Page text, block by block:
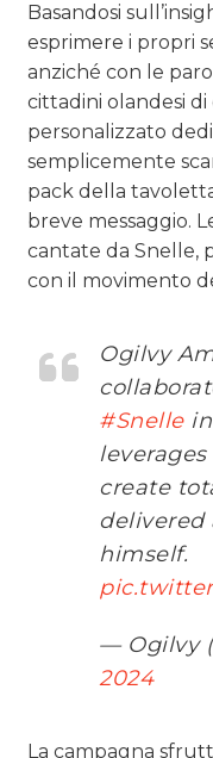
Basandosi
esprimere i propri
anziché con le
cittadini olandesi
personalizzato
semplicemente
pack della
breve messaggio.
cantate da Snelle,
con il movimento
Ogilvy
#Snellein
create
delivered
himself.
— Ogilvy
2024
La campagna